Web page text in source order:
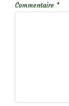
Commentaire *